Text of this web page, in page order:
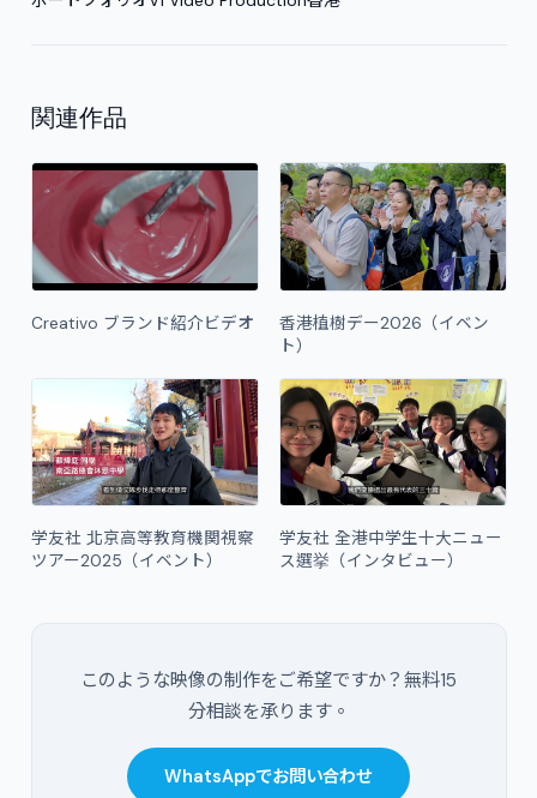
関連作品
Creativo ブランド紹介ビデオ
香港植樹デー2026（イベン
ト）
学友社 北京高等教育機関視察
ツアー2025（イベント）
学友社 全港中学生十大ニュー
ス選挙（インタビュー）
このような映像の制作をご希望ですか？無料15
分相談を承ります。
WhatsAppでお問い合わせ